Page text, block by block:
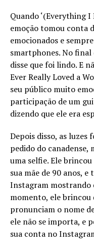
Quando ‘(Everything
emoção tomou conta
emocionados e
smartphones. No final
disse que foi lindo. E
Ever Really Loved a
seu público muito
participação de um
dizendo que ele era
Depois disso, as luzes
pedido do canadense,
uma selfie. Ele
sua mãe de 90 anos,
Instagram mostrando
momento, ele brincou
pronunciam o nome
ele não se importa, e
sua conta no